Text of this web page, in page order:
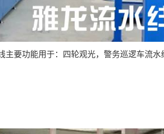
主要功能用于：四轮观光，警务巡逻车流水